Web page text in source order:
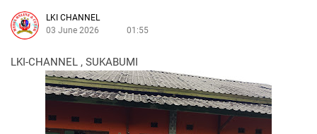
LKI CHANNEL
03 June 2026
01:55
LKI-CHANNEL , SUKABUMI